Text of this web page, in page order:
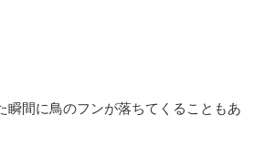
瞬間に鳥のフンが落ちてくることもあ